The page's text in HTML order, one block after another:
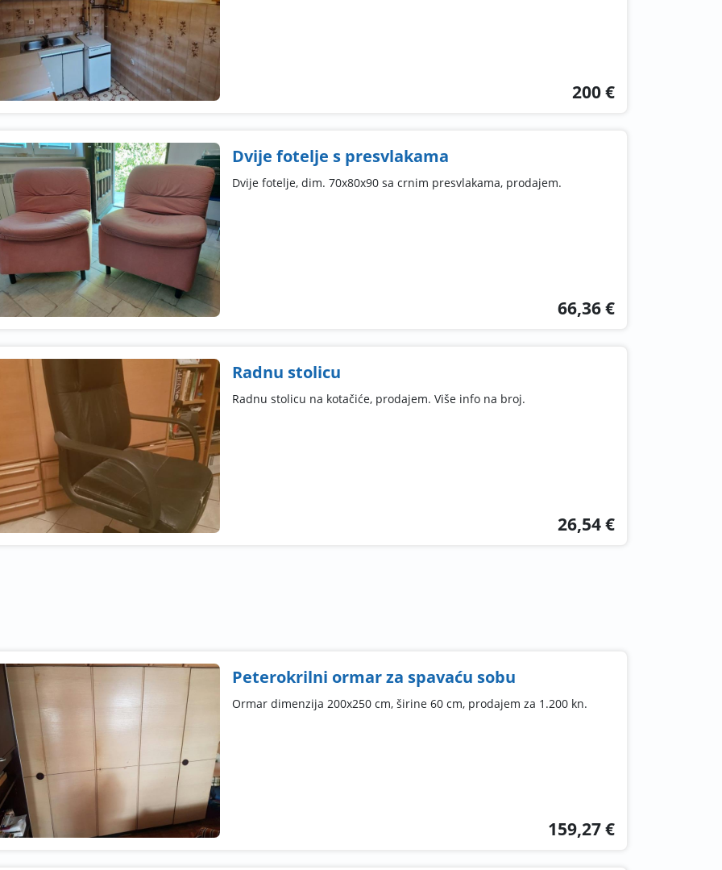
200 €
Dvije fotelje s presvlakama
Dvije fotelje, dim. 70x80x90 sa crnim presvlakama, prodajem.
66,36 €
Radnu stolicu
Radnu stolicu na kotačiće, prodajem. Više info na broj.
26,54 €
Peterokrilni ormar za spavaću sobu
Ormar dimenzija 200x250 cm, širine 60 cm, prodajem za 1.200 kn.
159,27 €